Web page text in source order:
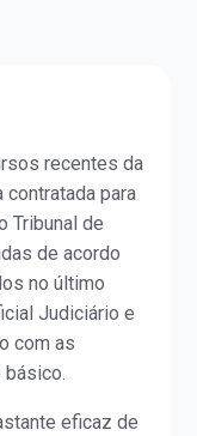
recentes da
contratada para
Tribunal de
de acordo
no último
Judiciário e
com as
eficaz de